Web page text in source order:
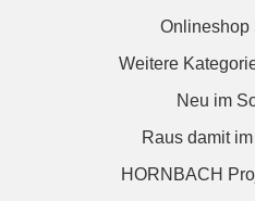
Onlineshop
Weitere
Neu im
Raus damit
HORNBACH